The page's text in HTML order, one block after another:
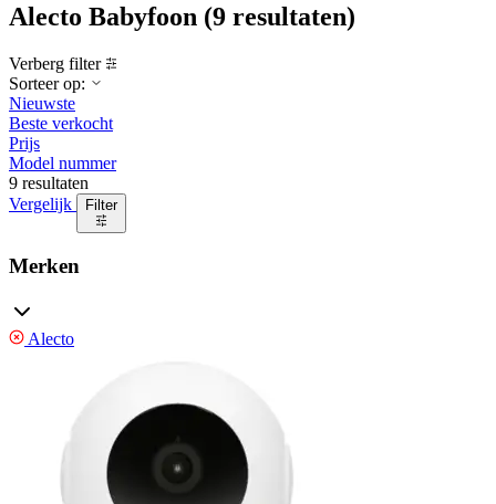
Alecto Babyfoon (9 resultaten)
Verberg filter
Sorteer op:
Nieuwste
Beste verkocht
Prijs
Model nummer
9 resultaten
Vergelijk
Filter
Merken
Alecto